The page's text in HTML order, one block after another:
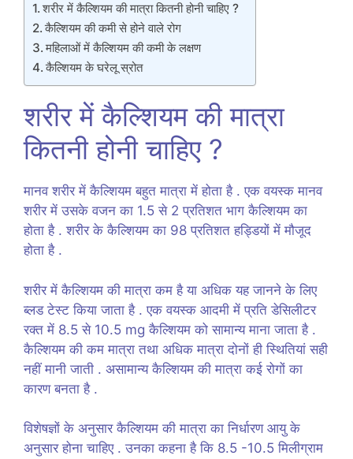
शरीर में कैल्शियम की मात्रा कितनी होनी चाहिए ?
कैल्शियम की कमी से होने वाले रोग
महिलाओं में कैल्शियम की कमी के लक्षण
कैल्शियम के घरेलू स्रोत
शरीर में कैल्शियम की मात्रा
कितनी होनी चाहिए ?
मानव शरीर में कैल्शियम बहुत मात्रा में होता है . एक वयस्क मानव
शरीर में उसके वजन का 1.5 से 2 प्रतिशत भाग कैल्शियम का
होता है . शरीर के कैल्शियम का 98 प्रतिशत हड्डियों में मौजूद
होता है .
शरीर में कैल्शियम की मात्रा कम है या अधिक यह जानने के लिए
ब्लड टेस्ट किया जाता है . एक वयस्क आदमी में प्रति डेसिलीटर
रक्त में 8.5 से 10.5 mg कैल्शियम को सामान्य माना जाता है .
कैल्शियम की कम मात्रा तथा अधिक मात्रा दोनों ही स्थितियां सही
नहीं मानी जाती . असामान्य कैल्शियम की मात्रा कई रोगों का
कारण बनता है .
विशेषज्ञों के अनुसार कैल्शियम की मात्रा का निर्धारण आयु के
अनुसार होना चाहिए . उनका कहना है कि 8.5 -10.5 मिलीग्राम